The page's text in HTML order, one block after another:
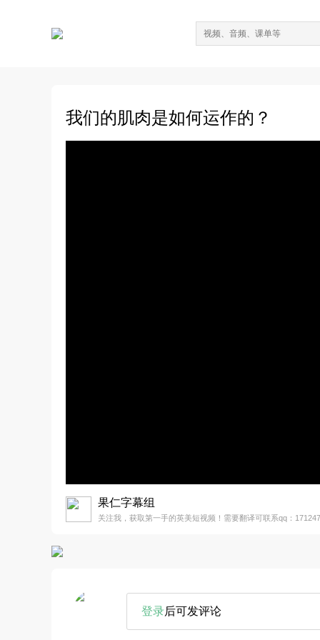
我们的肌肉是如何运作的？
果仁字幕组
关注我，获取第一手的英美短视频！需要翻译可联系qq：
登录后可发评论